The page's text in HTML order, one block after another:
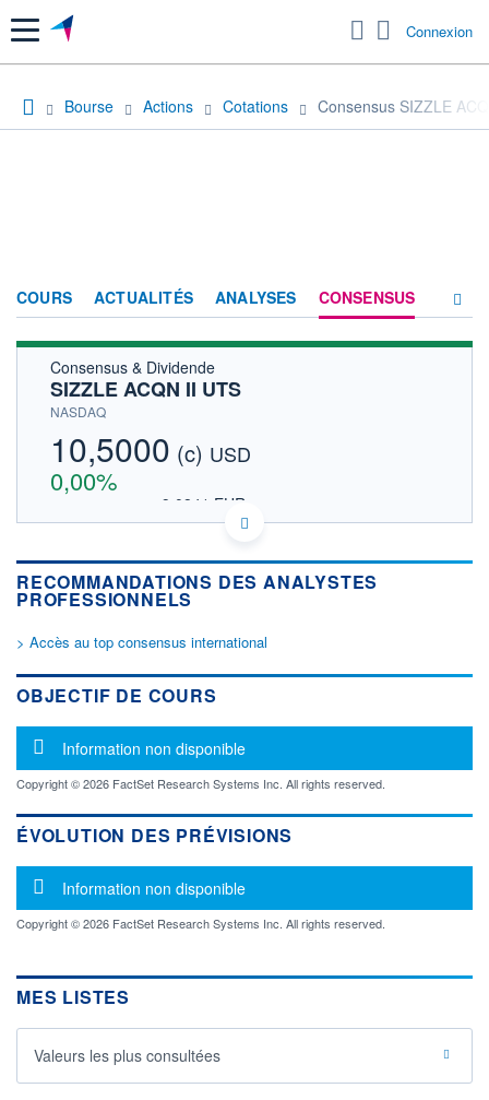
Menu Connexion
Bourse Actions Cotations Consensus SIZZLE
COURS ACTUALITÉS ANALYSES CONSENSUS
ACTIONNAIRES
Consensus & Dividende
SIZZLE ACQN II UTS
NASDAQ
10,5000 (c) USD
0,00%
9,0841 EUR
DONNÉES TEMPS DIFFÉRÉ
Politique d'exécution
Cotation sur les autres places
OUVERTURE CLÔTURE VEILLE
0,0000
0
VALORISATION
LIMITE À LA
BAISSE
0,0000
LIMITE À LA
HAUSSE
0,0000
RENDEMENT
ESTIMÉ 2026
- -
30.06.26 / 22:00:00
Non éligible
Boursobank
RECOMMANDATIONS DES ANALYSTES
PROFESSIONNELS
> Accès au top consensus international
OBJECTIF DE COURS
Message d'information
Information non disponible
Copyright © 2026 FactSet Research Systems Inc. All rights reserved.
ÉVOLUTION DES PRÉVISIONS
Message d'information
Information non disponible
Copyright © 2026 FactSet Research Systems Inc. All rights reserved.
MES LISTES
Valeurs les plus consultées